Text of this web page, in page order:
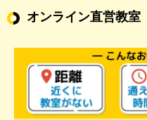
オンライン直営教室